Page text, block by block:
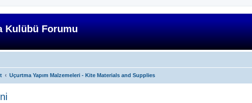
Kulübü Forumu
Uçurtma Yapım Malzemeleri - Kite Materials and Supplies